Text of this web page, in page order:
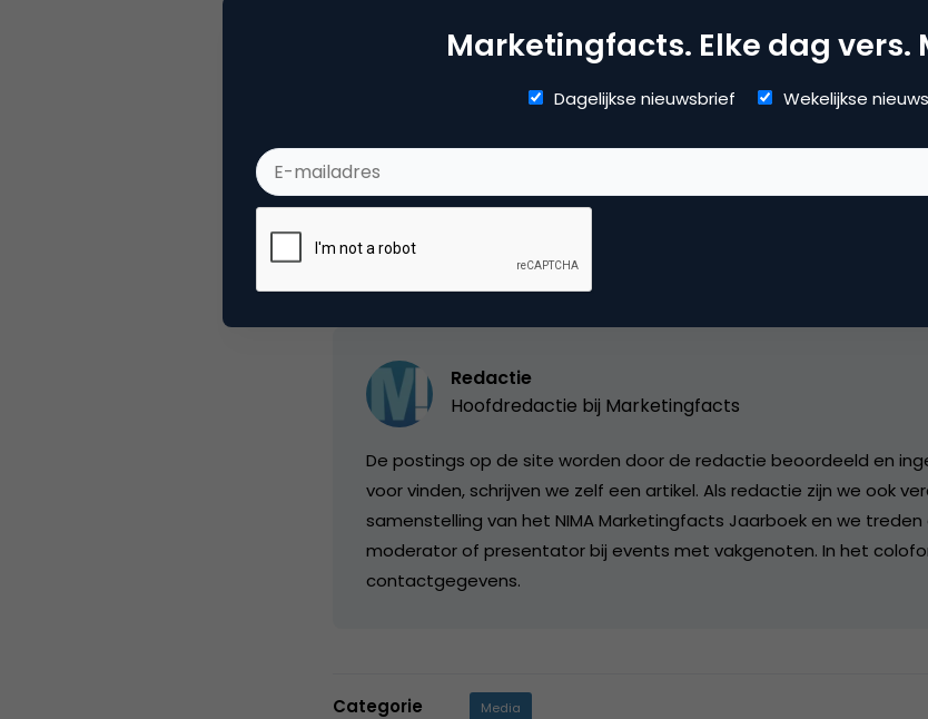
Bekijk de Special over Online Video
Deel dit artikel
Redactie
Hoofdredactie bij Marketingfacts
De postings op de site worden door de redactie beoordeeld en
voor vinden, schrijven we zelf een artikel. Als redactie zijn we ook
samenstelling van het NIMA Marketingfacts Jaarboek en we
moderator of presentator bij events met vakgenoten. In het
contactgegevens.
Categorie Media
Marketingfacts. Elke dag vers.
Dagelijkse nieuwsbrief Wekelijkse